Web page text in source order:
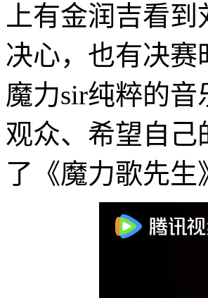
上有金润吉看
决心，也有决
魔力sir纯粹的
观众、希望自
了《魔力歌先